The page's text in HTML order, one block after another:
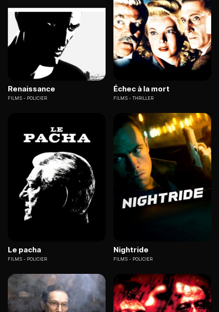
Renaissance
FILMS POLICIER
Échec à la mort
FILMS THRILLER
Le pacha
FILMS POLICIER
Nightride
FILMS POLICIER